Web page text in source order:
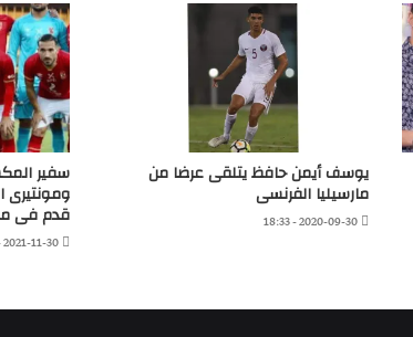
يوسف أيمن حافظ يتلقى عرضا من
مارسيليا الفرنسى
2020-09-30 - 18:33
سفير
قدم فى
2021-11-30 - 12:59